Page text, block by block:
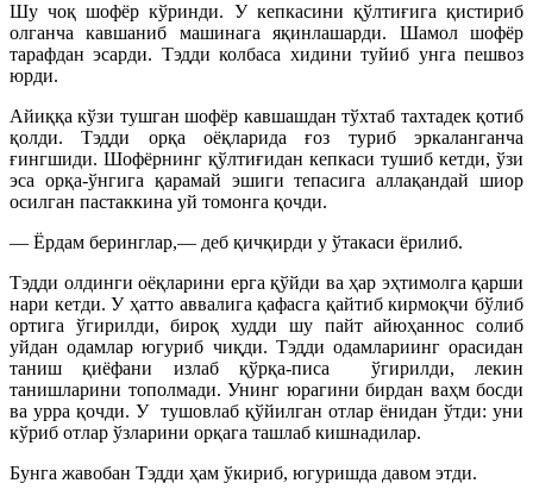
Шу чоқ шофёр кўринди. У кепкасини қўлтиғига қистириб
олганча кавшаниб машинага яқинлашарди. Шамол шофёр
тарафдан эсарди. Тэдди колбаса хидини туйиб унга пешвоз
юрди.
Айиққа кўзи тушган шофёр кавшашдан тўхтаб тахтадек қотиб
қолди. Тэдди орқа оёқларида ғоз туриб эркаланганча
ғингшиди. Шофёрнинг қўлтиғидан кепкаси тушиб кетди, ўзи
эса орқа-ўнгига қарамай эшиги тепасига аллақандай шиор
осилган пастаккина уй томонга қочди.
— Ёрдам беринглар,— деб қичқирди у ўтакаси ёрилиб.
Тэдди олдинги оёқларини ерга қўйди ва ҳар эҳтимолга қарши
нари кетди. У ҳатто аввалига қафасга қайтиб кирмоқчи бўлиб
ортига ўгирилди, бироқ худди шу пайт айюҳаннос солиб
уйдан одамлар югуриб чиқди. Тэдди одамлариинг орасидан
таниш қиёфани излаб қўрқа-писа ўгирилди, лекин
танишларини тополмади. Унинг юрагини бирдан ваҳм босди
ва урра қочди. У тушовлаб қўйилган отлар ёнидан ўтди: уни
кўриб отлар ўзларини орқага ташлаб кишнадилар.
Бунга жавобан Тэдди ҳам ўкириб, югуришда давом этди.